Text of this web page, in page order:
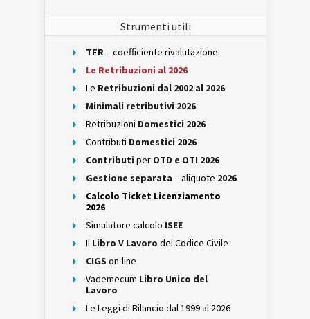
Strumenti utili
TFR– coefficiente rivalutazione
Le Retribuzioni al 2026
Le Retribuzioni dal 2002 al 2026
Minimali retributivi 2026
Retribuzioni Domestici 2026
Contributi Domestici 2026
Contributi per OTD e OTI 2026
Gestione separata – aliquote 2026
Calcolo Ticket Licenziamento
2026
Simulatore calcolo ISEE
Il Libro V Lavoro del Codice Civile
CIGS on-line
Vademecum Libro Unico del
Lavoro
Le Leggi di Bilancio dal 1999 al 2026